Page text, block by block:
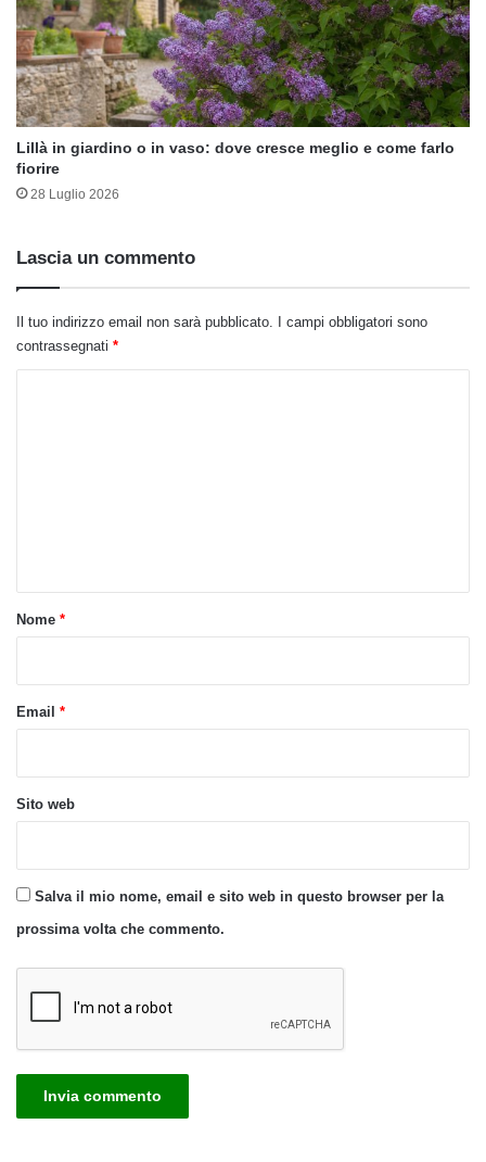
Lillà in giardino o in vaso: dove cresce meglio e come farlo
fiorire
28 Luglio 2026
Lascia un commento
Il tuo indirizzo email non sarà pubblicato.
I campi obbligatori sono
contrassegnati *
oNome *
Email *
Sito web
Salva il mio nome, email e sito web in questo browser per la
prossima volta che commento.